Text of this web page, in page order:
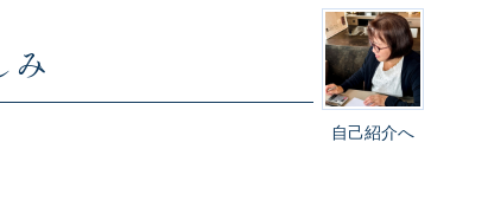
自己紹介へ
み